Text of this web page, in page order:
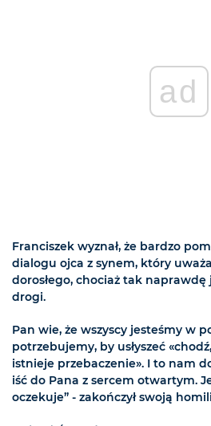
ad
Franciszek wyznał, że bardzo
dialogu ojca z synem, który
dorosłego, chociaż tak
drogi.
Pan wie, że wszyscy jesteśmy w
potrzebujemy, by usłyszeć
istnieje przebaczenie». I to nam
iść do Pana z sercem otwartym.
oczekuje” - zakończył swoją